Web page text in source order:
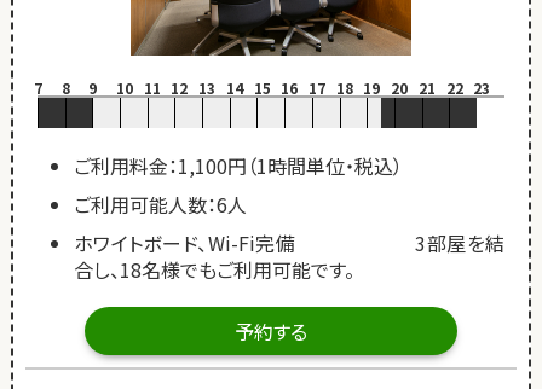
7 8 9 10 11 12 13 14 15 16 17 18 19 20 21 22 23
ご利用料金：1,100円（1時間単位・税込）
ご利用可能人数：6人
ホワイトボード、Wi-Fi完備 3部屋を結
合し、18名様でもご利用可能です。
予約する